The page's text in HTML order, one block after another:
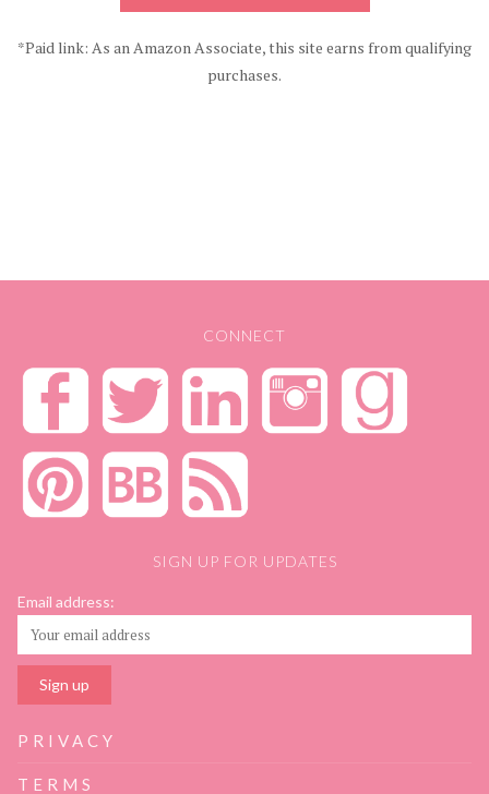
*Paid link: As an Amazon Associate, this site earns from qualifying
purchases.
CONNECT
SIGN UP FOR UPDATES
Email address:
PRIVACY
TERMS